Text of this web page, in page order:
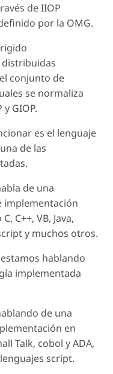
de IIOP
por la OMG.
conjunto de
se normaliza
GIOP.
es el lenguaje
de las
de una
implementación
C++, VB, Java,
y muchos otros.
hablando
implementada
de una
en
Talk, cobol y ADA,
script.